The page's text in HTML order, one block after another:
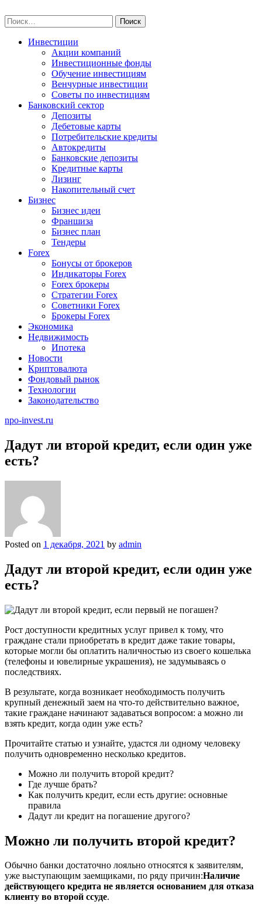
to
content
Найти:
Инвестиции
Акции компаний
Инвестиционные фонды
Обучение инвестициям
Венчурные инвестиции
Советы по инвестициям
Банковский сектор
Депозиты
Дебетовые карты
Потребительские кредиты
Автокредиты
Банковские депозиты
Кредитные карты
Лизинг
Накопительный счет
Бизнес
Бизнес идеи
Франшиза
Бизнес план
Тендеры
Forex
Бонусы от брокеров
Индикаторы Forex
Forex брокеры
Стратегии Forex
Советники Forex
Брокеры Forex
Экономика
Недвижимость
Ипотека
Новости
Криптовалюта
Фондовый рынок
Технологии
Законодательство
npo-invest.ru
Дадут ли второй кредит, если один уже
есть?
Posted on 1 декабря, 2021 by admin
Дадут ли второй кредит, если один уже
есть?
Рост доступности кредитных услуг привел к тому, что
граждане стали приобретать в кредит даже такие товары,
которые могли бы оплатить наличностью из своего кошелька
(телефоны и ювелирные украшения), не задумываясь о
последствиях.
В результате, когда возникает необходимость получить
крупный денежный заем на что-то действительно важное,
такие граждане начинают задаваться вопросом: а можно ли
взять кредит, когда один уже есть?
Прочитайте статью и узнайте, удастся ли одному человеку
получить одновременно несколько кредитов.
Можно ли получить второй кредит?
Где лучше брать?
Как получить кредит, если есть другие: основные
правила
Дадут ли кредит на погашение другого?
Можно ли получить второй кредит?
Обычно банки достаточно лояльно относятся к заявителям,
уже выступающим заемщиками, по ряду причин:Наличие
действующего кредита не является основанием для отказа
клиенту во второй ссуде.